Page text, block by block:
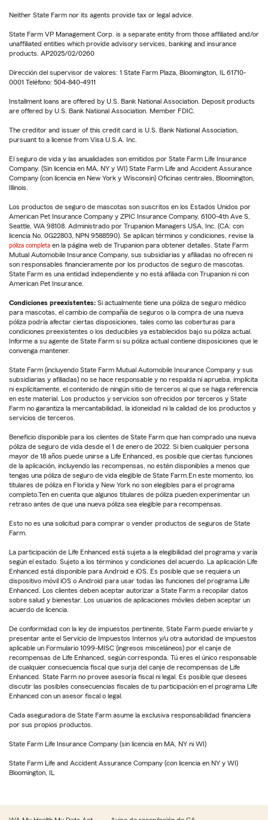
Neither State Farm nor its agents provide tax or legal advice.
State Farm VP Management Corp. is a separate entity from those affiliated and/or
unaffiliated entities which provide advisory services, banking and insurance
products. AP2025/02/0260
Dirección del supervisor de valores: 1 State Farm Plaza, Bloomington, IL 61710-
0001 Teléfono: 504-840-4911
Installment loans are offered by U.S. Bank National Association. Deposit products
are offered by U.S. Bank National Association. Member FDIC.
The creditor and issuer of this credit card is U.S. Bank National Association,
pursuant to a license from Visa U.S.A. Inc.
El seguro de vida y las anualidades son emitidos por State Farm Life Insurance
Company. (Sin licencia en MA, NY y WI) State Farm Life and Accident Assurance
Company (con licencia en New York y Wisconsin) Oficinas centrales, Bloomington,
Illinois.
Los productos de seguro de mascotas son suscritos en los Estados Unidos por
American Pet Insurance Company y ZPIC Insurance Company, 6100-4th Ave S,
Seattle, WA 98108. Administrado por Trupanion Managers USA, Inc. (CA: con
licencia No. 0G22803, NPN 9588590). Se aplican términos y condiciones, revise la
póliza completa en la página web de Trupanion para obtener detalles. State Farm
Mutual Automobile Insurance Company, sus subsidiarias y afiliadas no ofrecen ni
son responsables financieramente por los productos de seguro de mascotas.
State Farm es una entidad independiente y no está afiliada con Trupanion ni con
American Pet Insurance.
Condiciones preexistentes: Si actualmente tiene una póliza de seguro médico
para mascotas, el cambio de compañía de seguros o la compra de una nueva
póliza podría afectar ciertas disposiciones, tales como las coberturas para
condiciones preexistentes o los deducibles ya establecidos bajo su póliza actual.
Informe a su agente de State Farm si su póliza actual contiene disposiciones que le
convenga mantener.
State Farm (incluyendo State Farm Mutual Automobile Insurance Company y sus
subsidiarias y afiliadas) no se hace responsable y no respalda ni aprueba, implícita
ni explícitamente, el contenido de ningún sitio de terceros al que se haga referencia
en este material. Los productos y servicios son ofrecidos por terceros y State
Farm no garantiza la mercantabilidad, la idoneidad ni la calidad de los productos y
servicios de terceros.
Beneficio disponible para los clientes de State Farm que han comprado una nueva
póliza de seguro de vida desde el 1 de enero de 2022. Si bien cualquier persona
mayor de 18 años puede unirse a Life Enhanced, es posible que ciertas funciones
de la aplicación, incluyendo las recompensas, no estén disponibles a menos que
tengas una póliza de seguro de vida elegible de State Farm.En este momento, los
titulares de póliza en Florida y New York no son elegibles para el programa
completo.Ten en cuenta que algunos titulares de póliza pueden experimentar un
retraso antes de que una nueva póliza sea elegible para recompensas.
Esto no es una solicitud para comprar o vender productos de seguros de State
Farm.
La participación de Life Enhanced está sujeta a la elegibilidad del programa y varía
según el estado. Sujeto a los términos y condiciones del acuerdo. La aplicación Life
Enhanced está disponible para Android e iOS. Es posible que se requiera un
dispositivo móvil iOS o Android para usar todas las funciones del programa Life
Enhanced. Los clientes deben aceptar autorizar a State Farm a recopilar datos
sobre salud y bienestar. Los usuarios de aplicaciones móviles deben aceptar un
acuerdo de licencia.
De conformidad con la ley de impuestos pertinente, State Farm puede enviarte y
presentar ante el Servicio de Impuestos Internos y/u otra autoridad de impuestos
aplicable un Formulario 1099-MISC (ingresos misceláneos) por el canje de
recompensas de Life Enhanced, según corresponda. Tú eres el único responsable
de cualquier consecuencia fiscal que surja del canje de recompensas de Life
Enhanced. State Farm no provee asesoría fiscal ni legal. Es posible que desees
discutir las posibles consecuencias fiscales de tu participación en el programa Life
Enhanced con un asesor fiscal o legal.
Cada aseguradora de State Farm asume la exclusiva responsabilidad financiera
por sus propios productos.
State Farm Life Insurance Company (sin licencia en MA, NY ni WI)
State Farm Life and Accident Assurance Company (con licencia en NY y WI)
Bloomington, IL